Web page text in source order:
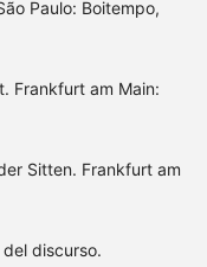
Paulo: Boitempo,
Frankfurt am Main:
der Sitten. Frankfurt am
discurso.